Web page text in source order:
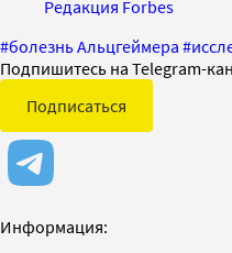
Редакция Forbes
#болезнь Альцгеймера #
Подпишитесь на Telegram-
Подписаться
Информация: